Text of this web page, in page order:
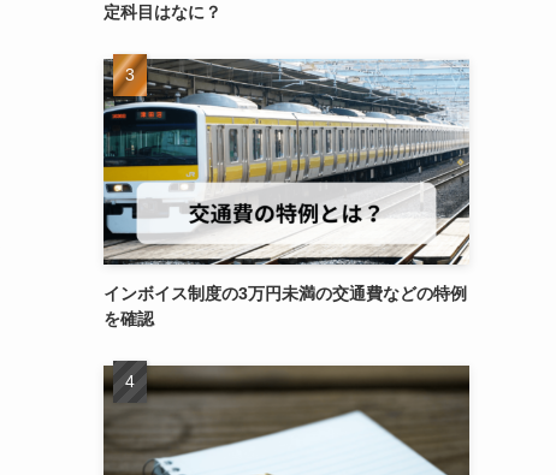
定科目はなに？
インボイス制度の3万円未満の交通費などの特例
を確認